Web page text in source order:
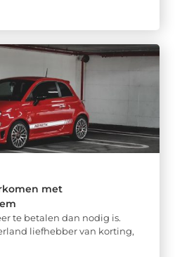
met
te betalen dan nodig is.
liefhebber van korting,